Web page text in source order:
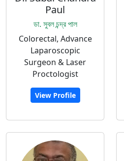
Paul
ডা. সুবল চন্দ্র পাল
Colorectal, Advance
Laparoscopic
Surgeon & Laser
Proctologist
View Profile